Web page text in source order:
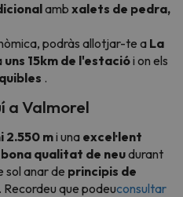
amb xalets de pedra,
podràs allotjar-te a La
uns 15km de l'estaciói on els
.
a Valmorel
2.550 mi una excel·lent
bona qualitat de neudurant
sol anar de principis de
. Recordeu que podeuconsultar